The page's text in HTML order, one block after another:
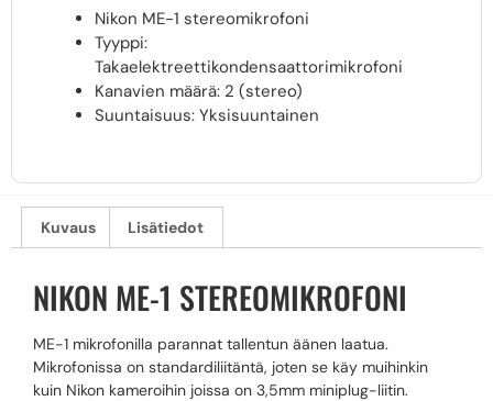
Nikon ME-1 stereomikrofoni
Tyyppi:
Takaelektreettikondensaattorimikrofoni
Kanavien määrä: 2 (stereo)
Suuntaisuus: Yksisuuntainen
Kuvaus Lisätiedot
NIKON ME-1 STEREOMIKROFONI
ME-1 mikrofonilla parannat tallentun äänen laatua.
Mikrofonissa on standardiliitäntä, joten se käy muihinkin
kuin Nikon kameroihin joissa on 3,5mm miniplug-liitin.